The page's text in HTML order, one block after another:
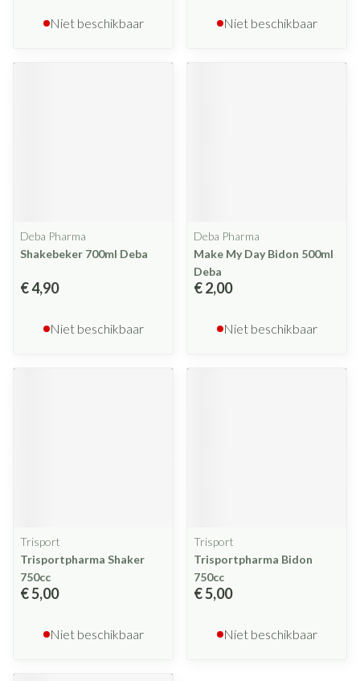
Niet beschikbaar Niet beschikbaar
Deba Pharma
Shakebeker 700ml Deba
€ 4,90
Niet beschikbaar
Deba Pharma
Make My Day Bidon 500ml
Deba
€ 2,00
Niet beschikbaar
Trisport
Trisportpharma Shaker
750cc
€ 5,00
Niet beschikbaar
Trisport
Trisportpharma Bidon
750cc
€ 5,00
Niet beschikbaar